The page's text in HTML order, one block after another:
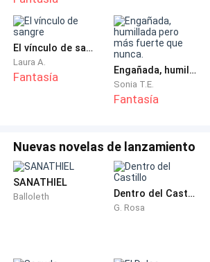
El vínculo de sangre
Laura A.
Fantasía Engañada, humillada pero más fuerte que nunca.
Sonia T.E.
Fantasía
Nuevas novelas de lanzamiento
SANATHIEL
Balloleth Dentro del Castillo
G. Rosa